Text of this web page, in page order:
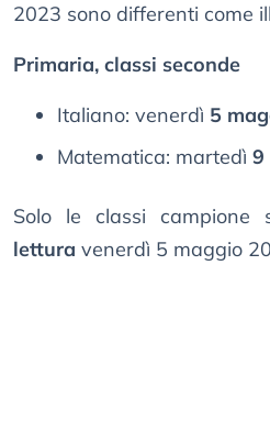
2023 sono differenti come
Primaria, classi seconde
Italiano: venerdì 5
Matematica: martedì 9
Solo le classi campione
lettura venerdì 5 maggio